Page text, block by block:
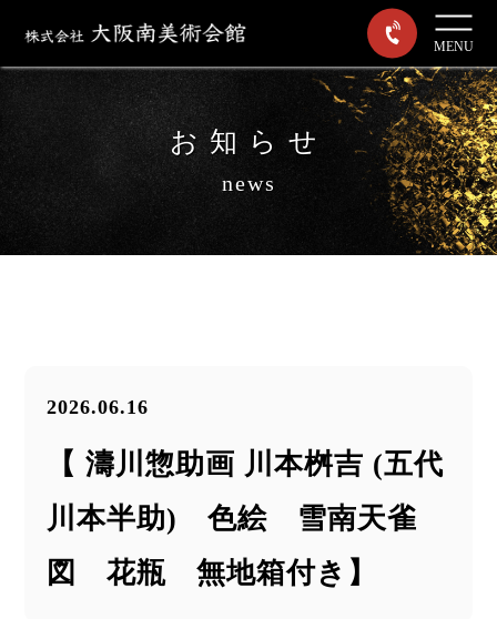
MENU
お知らせ
news
2026.06.16
【 濤川惣助画 川本桝吉 (五代
川本半助) 色絵 雪南天雀
図 花瓶 無地箱付き】